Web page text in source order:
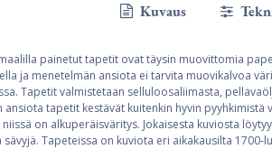
Kuvaus
painetut tapetit ovat täysin muovittomia
ja menetelmän ansiota ei tarvita muovikalvoa
Tapetit valmistetaan selluloosaliimasta,
ansiota tapetit kestävät kuitenkin hyvin
on alkuperäisväritys. Jokaisesta kuviosta
Tapeteissa on kuviota eri aikakausilta 1700-